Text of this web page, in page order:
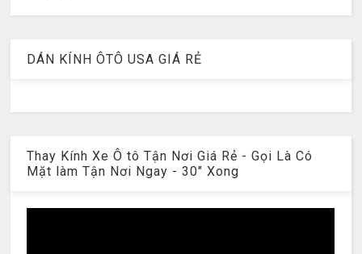
DÁN KÍNH ÔTÔ USA GIÁ RẺ
Thay Kính Xe Ô tô Tận Nơi Giá Rẻ - Gọi Là Có
Mặt làm Tận Nơi Ngay - 30" Xong